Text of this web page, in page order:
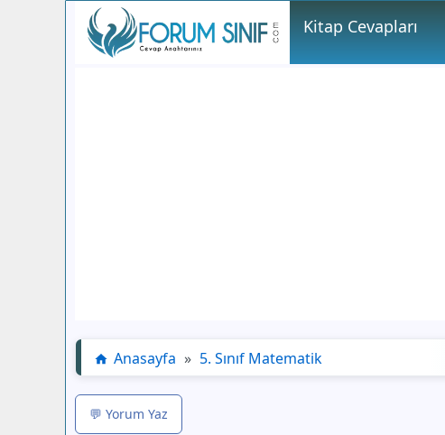
Kitap Cevapları
Anasayfa » 5. Sınıf Matematik
💬 Yorum Yaz